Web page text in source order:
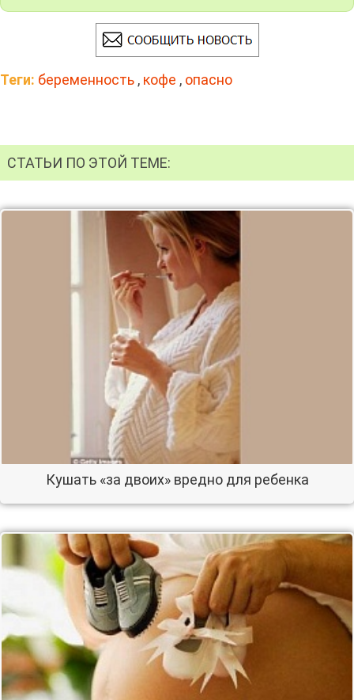
Теги: беременность , кофе , опасно
СТАТЬИ ПО ЭТОЙ ТЕМЕ:
Кушать «за двоих» вредно для ребенка